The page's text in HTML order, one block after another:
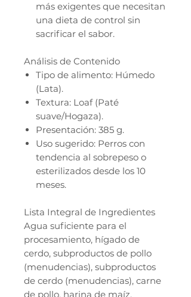
más exigentes que necesitan
una dieta de control sin
sacrificar el sabor.
Análisis de Contenido
Tipo de alimento: Húmedo
(Lata).
Textura: Loaf (Paté
suave/Hogaza).
Presentación: 385 g.
Uso sugerido: Perros con
tendencia al sobrepeso o
esterilizados desde los 10
meses.
Lista Integral de Ingredientes
Agua suficiente para el
procesamiento, hígado de
cerdo, subproductos de pollo
(menudencias), subproductos
de cerdo (menudencias), carne
de pollo, harina de maíz,